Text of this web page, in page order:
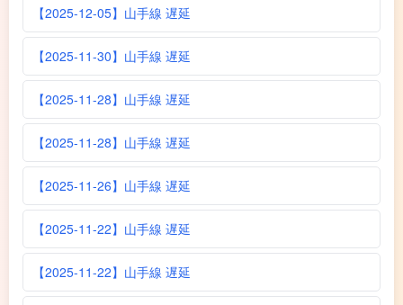
【2025-12-05】山手線 遅延
【2025-11-30】山手線 遅延
【2025-11-28】山手線 遅延
【2025-11-28】山手線 遅延
【2025-11-26】山手線 遅延
【2025-11-22】山手線 遅延
【2025-11-22】山手線 遅延